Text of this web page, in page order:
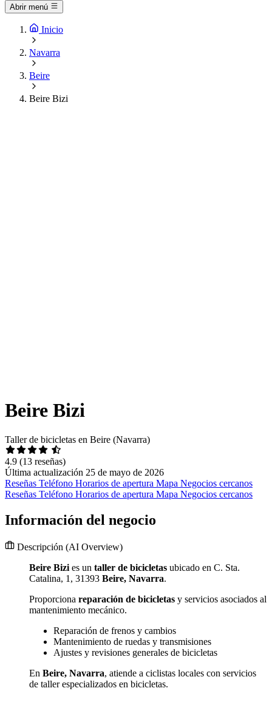
Abrir menú
Inicio
Navarra
Beire
Beire Bizi
Beire Bizi
Taller de bicicletas en Beire (Navarra)
4.9 (13 reseñas)
Última actualización 25 de mayo de 2026
Reseñas Teléfono Horarios de apertura Mapa Negocios cercanos
Reseñas Teléfono Horarios de apertura Mapa Negocios cercanos
Información del negocio
Descripción (AI Overview)
Beire Bizi es un taller de bicicletas ubicado en C. Sta.
Catalina, 1, 31393 Beire, Navarra.
Proporciona reparación de bicicletas y servicios asociados al
mantenimiento mecánico.
Reparación de frenos y cambios
Mantenimiento de ruedas y transmisiones
Ajustes y revisiones generales de bicicletas
En Beire, Navarra, atiende a ciclistas locales con servicios
de taller especializados en bicicletas.